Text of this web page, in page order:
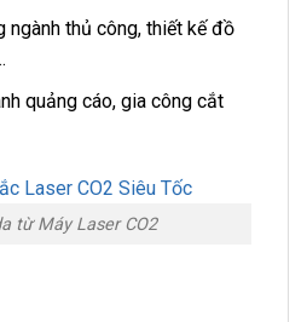
ngành thủ công, thiết kế đồ
quảng cáo, gia công cắt
từ Máy Laser CO2